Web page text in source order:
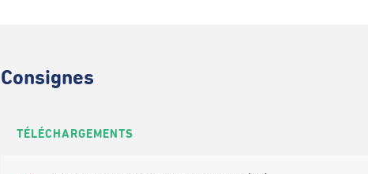
Consignes
TÉLÉCHARGEMENTS